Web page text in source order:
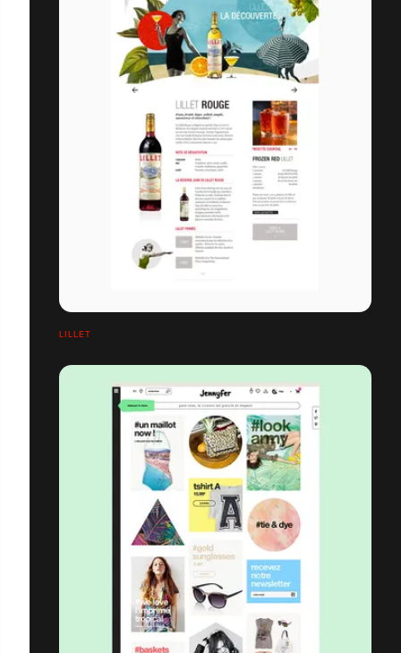
LILLET